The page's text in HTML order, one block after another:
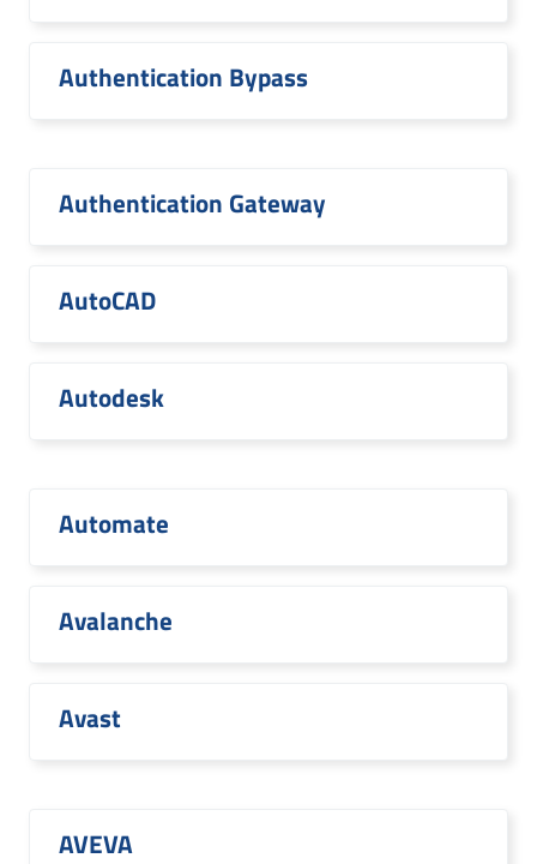
Authentication Bypass
Authentication Gateway
AutoCAD
Autodesk
Automate
Avalanche
Avast
AVEVA